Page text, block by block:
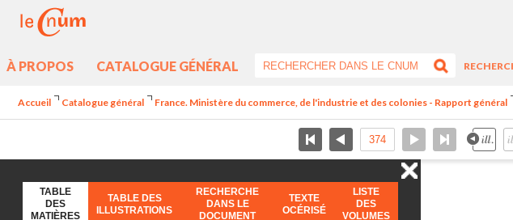
À PROPOS CATALOGUE GÉNÉRAL
Accueil Catalogue général France. Ministère du commerce, de l'industrie et des colonies - Rapport général
TABLE
DES
MATIÈRES
TABLE DES
ILLUSTRATIONS
RECHERCHE
DANS LE
DOCUMENT
TEXTE
OCÉRISÉ
LISTE
DES
VOLUMES